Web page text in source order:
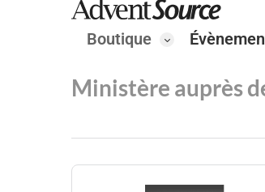
Boutique
Ministère auprès